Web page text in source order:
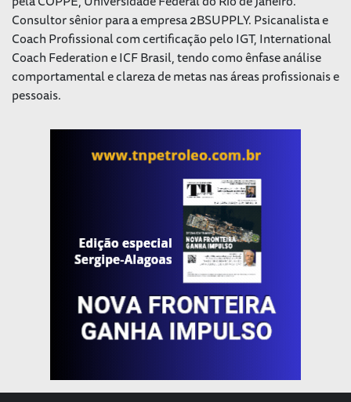
Consultor sênior para a empresa 2BSUPPLY. Psicanalista e
Coach Profissional com certificação pelo IGT, International
Coach Federation e ICF Brasil, tendo como ênfase análise
comportamental e clareza de metas nas áreas profissionais e
pessoais.